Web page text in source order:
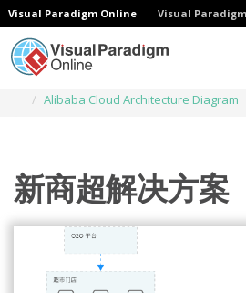
Visual Paradigm Online Visual
Alibaba Cloud Architecture Diagram
新商超解决方案